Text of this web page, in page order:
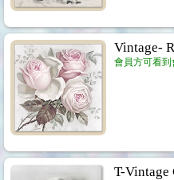
Vintage-
會員方可看到
T-Vintage